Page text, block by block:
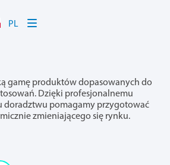
PL
gamę produktów dopasowanych do
Dzięki profesjonalnemu
doradztwu pomagamy przygotować
zmieniającego się rynku.